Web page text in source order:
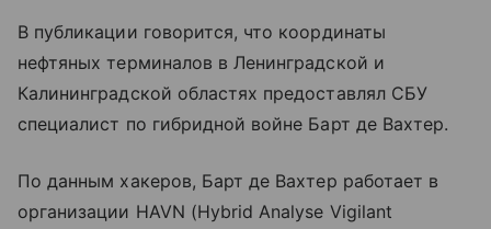
В публикации говорится, что координаты
нефтяных терминалов в Ленинградской и
Калининградской областях предоставлял СБУ
специалист по гибридной войне Барт де Вахтер.
По данным хакеров, Барт де Вахтер работает в
организации HAVN (Hybrid Analyse Vigilant